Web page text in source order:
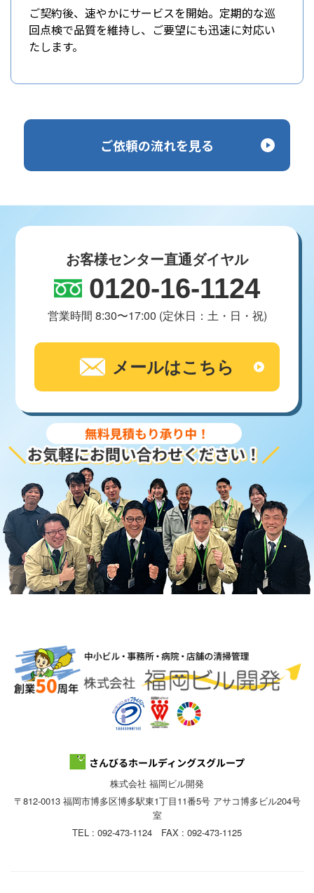
ご契約後、速やかにサービスを開始。定期的な巡
回点検で品質を維持し、ご要望にも迅速に対応い
たします。
ご依頼の流れを見る
お客様センター直通ダイヤル
0120-16-1124
営業時間 8:30〜17:00 (定休日：土・日・祝)
メールはこちら
株式会社 福岡ビル開発
〒812-0013 福岡市博多区博多駅東1丁目11番5号 アサコ博多ビル204号
室
TEL : 092-473-1124 FAX : 092-473-1125